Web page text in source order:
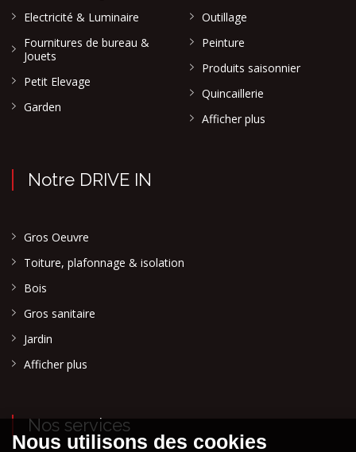
Electricité & Luminaire
Fournitures de bureau &
Jouets
Petit Elevage
Garden
Outillage
Peinture
Produits saisonnier
Quincaillerie
Afficher plus
Notre DRIVE IN
Gros Oeuvre
Toiture, plafonnage & isolation
Bois
Gros sanitaire
Jardin
Afficher plus
Nos services